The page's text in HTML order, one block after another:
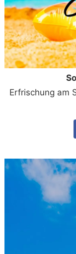
Erfrischung am